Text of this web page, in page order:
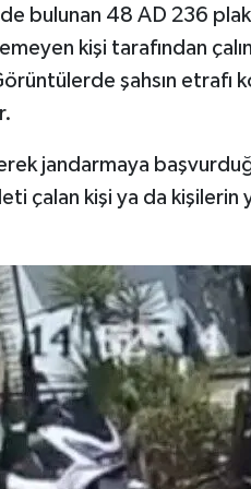
bulunan 48 AD 236
kişi tarafından
şahsın
jandarmaya
çalan kişi ya da kişilerin